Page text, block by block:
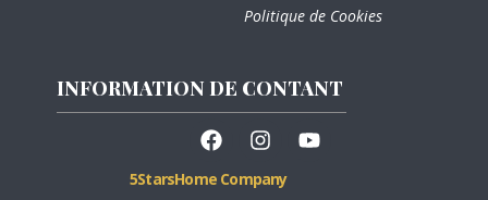
Politique de Cookies
INFORMATION DE CONTANT
5StarsHome Company